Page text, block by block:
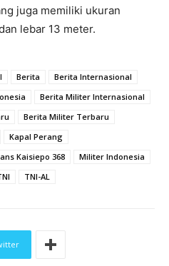
juga memiliki ukuran
lebar 13 meter.
Berita
Berita Internasional
Berita Militer Internasional
Berita Militer Terbaru
Kapal Perang
Kaisiepo 368
Militer Indonesia
TNI-AL